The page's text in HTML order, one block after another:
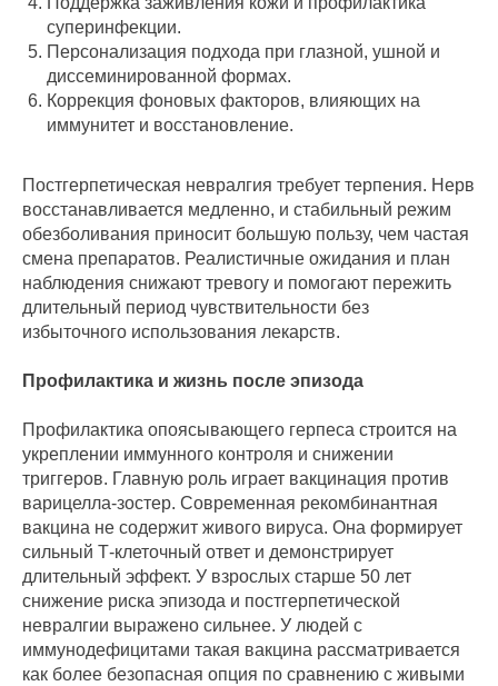
суперинфекции.
Персонализация подхода при глазной, ушной и
диссеминированной формах.
Коррекция фоновых факторов, влияющих на
иммунитет и восстановление.
Постгерпетическая невралгия требует терпения. Нерв
восстанавливается медленно, и стабильный режим
обезболивания приносит большую пользу, чем частая
смена препаратов. Реалистичные ожидания и план
наблюдения снижают тревогу и помогают пережить
длительный период чувствительности без
избыточного использования лекарств.
Профилактика и жизнь после эпизода
Профилактика опоясывающего герпеса строится на
укреплении иммунного контроля и снижении
триггеров. Главную роль играет вакцинация против
варицелла‑зостер. Современная рекомбинантная
вакцина не содержит живого вируса. Она формирует
сильный Т‑клеточный ответ и демонстрирует
длительный эффект. У взрослых старше 50 лет
снижение риска эпизода и постгерпетической
невралгии выражено сильнее. У людей с
иммунодефицитами такая вакцина рассматривается
как более безопасная опция по сравнению с живыми